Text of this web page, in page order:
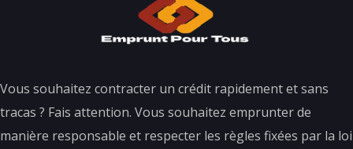
Vous souhaitez contracter un crédit rapidement et sans
tracas ? Fais attention. Vous souhaitez emprunter de
manière responsable et respecter les règles fixées par la loi